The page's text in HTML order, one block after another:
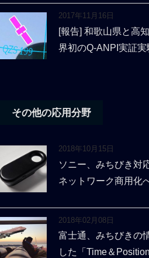
2017年11月16日
[報告] 和歌山県と高
界初のQ-ANPI実証
その他の応用分野
2018年10月15日
ソニー、みちびき対
ネットワーク商用化
2018年02月08日
富士通、みちびきの
した「Time＆